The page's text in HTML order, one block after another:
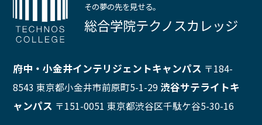
その夢の先を見せる。
総合学院テクノスカレッジ
府中・小金井インテリジェントキャンパス 〒184-
8543 東京都小金井市前原町5-1-29 渋谷サテライトキ
ャンパス 〒151-0051 東京都渋谷区千駄ケ谷5-30-16